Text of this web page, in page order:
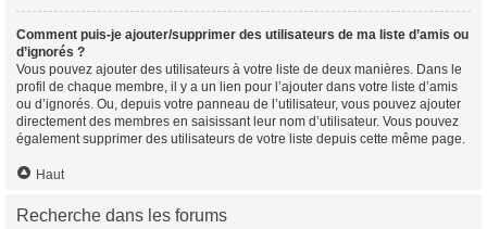
Comment puis-je ajouter/supprimer des utilisateurs de ma liste d’amis ou
d’ignorés ?
Vous pouvez ajouter des utilisateurs à votre liste de deux manières. Dans le
profil de chaque membre, il y a un lien pour l’ajouter dans votre liste d’amis
ou d’ignorés. Ou, depuis votre panneau de l’utilisateur, vous pouvez ajouter
directement des membres en saisissant leur nom d’utilisateur. Vous pouvez
également supprimer des utilisateurs de votre liste depuis cette même page.
Haut
Recherche dans les forums